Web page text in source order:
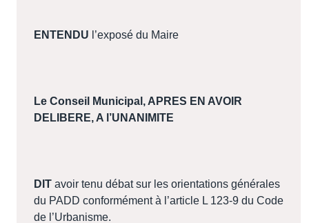
ENTENDU l’exposé du Maire
Le Conseil Municipal, APRES EN AVOIR
DELIBERE, A l’UNANIMITE
DIT avoir tenu débat sur les orientations générales
du PADD conformément à l’article L 123-9 du Code
de l’Urbanisme.